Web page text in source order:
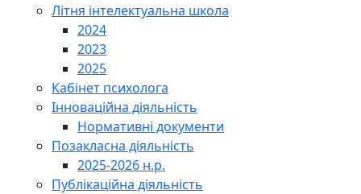
Літня інтелектуальна школа
2024
2023
2025
Кабінет психолога
Інноваційна діяльність
Нормативні документи
Позакласна діяльність
2025-2026 н.р.
Публікаційна діяльність